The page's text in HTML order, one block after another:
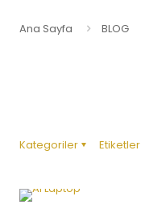
Ana Sayfa BLOG
Kategoriler Etiketler